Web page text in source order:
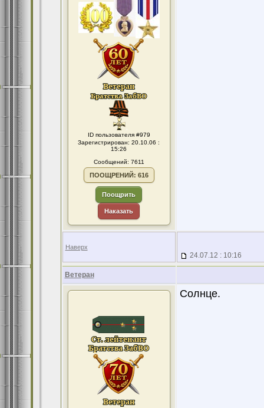
ID пользователя #979
Зарегистрирован: 20.10.06 :
15:26
Сообщений: 7611
ПООЩРЕНИЙ: 616
Поощрить
Наказать
Наверх
24.07.12 : 10:16
Ветеран
Солнце.